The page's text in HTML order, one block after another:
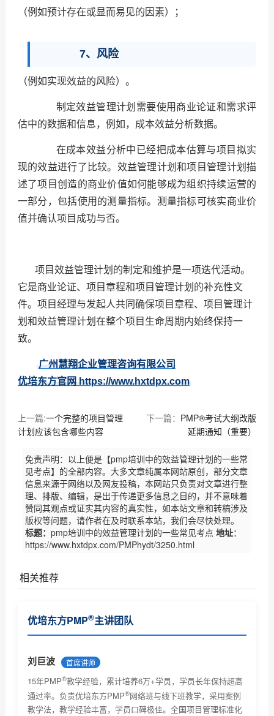
（例如预计存在或显而易见的因素）；
7、风险
（例如实现效益的风险）。
制定效益管理计划需要使用商业论证和需求评
估中的数据和信息，例如，成本效益分析数据。
在成本效益分析中已经把成本估算与项目拟实
现的效益进行了比较。效益管理计划和项目管理计划描
述了项目创造的商业价值如何能够成为组织持续运营的
一部分，包括使用的测量指标。测量指标可核实商业价
值并确认项目成功与否。
项目效益管理计划的制定和维护是一项迭代活动。
它是商业论证、项目章程和项目管理计划的补充性文
件。项目经理与发起人共同确保项目章程、项目管理计
划和效益管理计划在整个项目生命周期内始终保持一
致。
广州慧翔企业管理咨询有限公司
优培东方官网 https://www.hxtdpx.com
上一篇:一个完整的项目管理
计划应该包含哪些内容
下一篇： PMP®考试大纲改版
延期通知（重要）
免责声明：以上便是【pmp培训中的效益管理计划的一些常
见考点】的全部内容。大多文章纯属本网站原创，部分文章
信息来源于网络以及网友投稿，本网站只负责对文章进行整
理、排版、编辑，是出于传递更多信息之目的，并不意味着
赞同其观点或证实其内容的真实性，如本站文章和转稿涉及
版权等问题，请作者在及时联系本站，我们会尽快处理。
标题： pmp培训中的效益管理计划的一些常见考点 地址：
https://www.hxtdpx.com/PMPhydt/3250.html
相关推荐
PMI(中国)2017项目管理大会诚征主题（优培东方）
关于2017年6月份项目管理考试北京考场已达报名人数
上限...
关于PMBOK® 指南改版及PMP®认证考试更新有关事宜
的通知...
2018年项目管理认证考试时间安排及教材改版通知
优培东方PMP®主讲团队
刘巨波 首席讲师
15年PMP®教学经验，累计培养6万+学员，学员长年保持超高
通过率。负责优培东方PMP®网络班与线下班教学，采用案例
教学法，教学经验丰富，学员口碑极佳。全国项目管理标准化